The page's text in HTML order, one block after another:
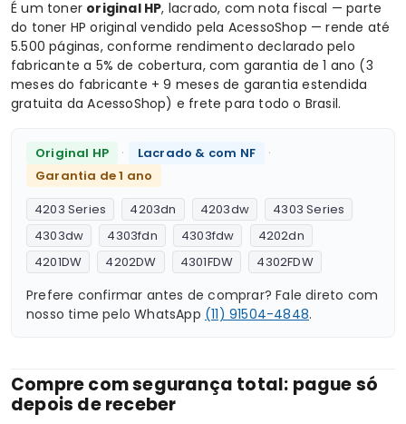
É um toner original HP, lacrado, com nota fiscal — parte
do toner HP original vendido pela AcessoShop — rende até
5.500 páginas, conforme rendimento declarado pelo
fabricante a 5% de cobertura, com garantia de 1 ano (3
meses do fabricante + 9 meses de garantia estendida
gratuita da AcessoShop) e frete para todo o Brasil.
Original HP · Lacrado & com NF ·
Garantia de 1 ano
4203 Series
4203dn 4203dw
4303 Series
4303dw
4303fdn 4303fdw
4202dn
4201DW
4202DW 4301FDW 4302FDW
Prefere confirmar antes de comprar? Fale direto com
nosso time pelo WhatsApp (11) 91504-4848.
Compre com segurança total: pague só
depois de receber